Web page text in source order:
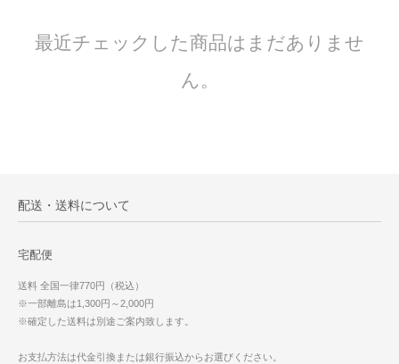
最近チェックした商品はまだありませ
ん。
配送・送料について
宅配便
送料 全国一律770円（税込）
※一部離島は1,300円～2,000円
※確定した送料は別途ご案内致します。
お支払方法は代金引換または銀行振込からお選びください。